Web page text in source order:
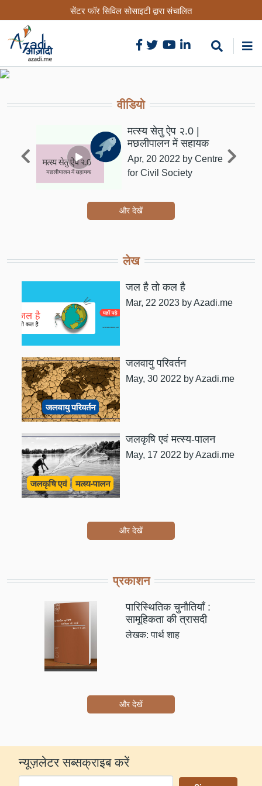
to
content
सेंटर फॉर सिविल सोसाइटी द्वारा संचालित
वीडियो
मत्स्य सेतु ऐप २.0 |
मछलीपालन में सहायक
Apr, 20 2022 by Centre
for Civil Society
और देखें
लेख
जल है तो कल है
Mar, 22 2023 by Azadi.me
जलवायु परिवर्तन
May, 30 2022 by Azadi.me
जलकृषि एवं मत्स्य-पालन
May, 17 2022 by Azadi.me
और देखें
प्रकाशन
पारिस्थितिक चुनौतियाँ :
सामूहिकता की त्रासदी
लेखक: पार्थ शाह
और देखें
न्यूज़लेटर सब्सक्राइब करें